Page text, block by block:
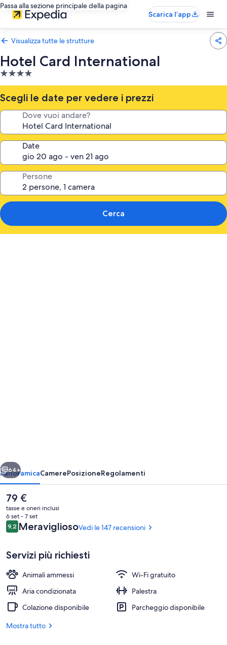
Passa alla sezione principale della pagina
Scarica l’app
Visualizza tutte le strutture
Hotel Card International
Struttura
a
4.0
stelle
Scegli le date per vedere i prezzi
Dove vuoi andare?
Date
Persone
Cerca
Camera Romantica | Minibar,
Avanti
64+
PanoramicaCamerePosizioneRegolamenti
Il
prezzo
attuale
è
79 €
79 €
tasse e oneri inclusi
6 set - 7 set
Recensioni
9,29,2 su 10
MeravigliosoVedi le 147 recensioni
Servizi più richiesti
Animali ammessi
Wi-Fi gratuito
Aria condizionata
Palestra
Colazione disponibile
Parcheggio disponibile
Mostra tutto